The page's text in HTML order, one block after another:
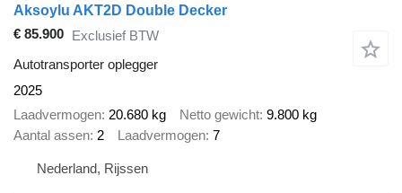
Aksoylu AKT2D Double Decker
€ 85.900 Exclusief BTW
Autotransporter oplegger
2025
Laadvermogen 20.680 kg Netto gewicht 9.800 kg
Aantal assen 2 Laadvermogen 7
Nederland, Rijssen